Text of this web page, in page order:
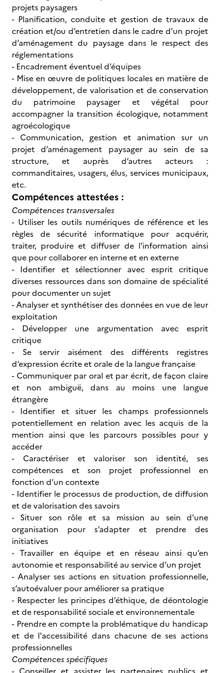
projets paysagers
- Planification, conduite et gestion de travaux de
création et/ou d’entretien dans le cadre d’un projet
d’aménagement du paysage dans le respect des
réglementations
- Encadrement éventuel d’équipes
- Mise en œuvre de politiques locales en matière de
développement, de valorisation et de conservation
du patrimoine paysager et végétal pour
accompagner la transition écologique, notamment
agroécologique
- Communication, gestion et animation sur un
projet d’aménagement paysager au sein de sa
structure, et auprès d’autres acteurs :
commanditaires, usagers, élus, services municipaux,
etc.
Compétences attestées :
Compétences transversales
- Utiliser les outils numériques de référence et les
règles de sécurité informatique pour acquérir,
traiter, produire et diffuser de l’information ainsi
que pour collaborer en interne et en externe
- Identifier et sélectionner avec esprit critique
diverses ressources dans son domaine de spécialité
pour documenter un sujet
- Analyser et synthétiser des données en vue de leur
exploitation
- Développer une argumentation avec esprit
critique
- Se servir aisément des différents registres
d’expression écrite et orale de la langue française
- Communiquer par oral et par écrit, de façon claire
et non ambiguë, dans au moins une langue
étrangère
- Identifier et situer les champs professionnels
potentiellement en relation avec les acquis de la
mention ainsi que les parcours possibles pour y
accéder
- Caractériser et valoriser son identité, ses
compétences et son projet professionnel en
fonction d’un contexte
- Identifier le processus de production, de diffusion
et de valorisation des savoirs
- Situer son rôle et sa mission au sein d'une
organisation pour s’adapter et prendre des
initiatives
- Travailler en équipe et en réseau ainsi qu’en
autonomie et responsabilité au service d’un projet
- Analyser ses actions en situation professionnelle,
s’autoévaluer pour améliorer sa pratique
- Respecter les principes d’éthique, de déontologie
et de responsabilité sociale et environnementale
- Prendre en compte la problématique du handicap
et de l'accessibilité dans chacune de ses actions
professionnelles
Compétences spécifiques